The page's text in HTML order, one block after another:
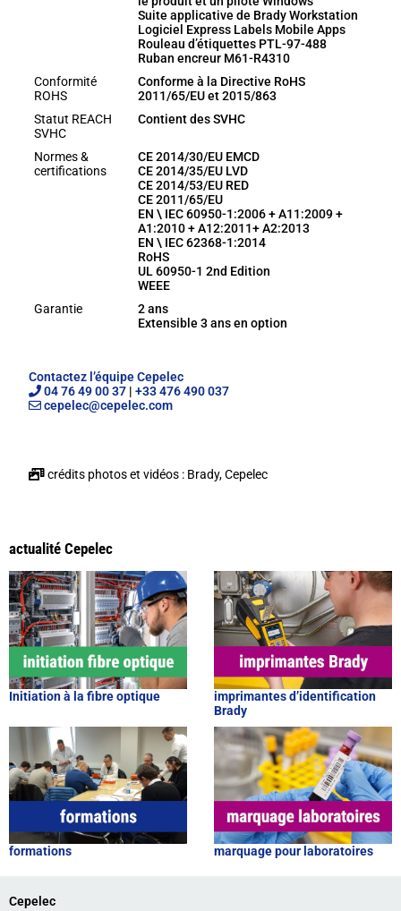
Suite applicative de Brady Workstation
Logiciel Express Labels Mobile Apps
Rouleau d’étiquettes PTL-97-488
Ruban encreur M61-R4310
Conformité
ROHS
Conforme à la Directive RoHS
2011/65/EU et 2015/863
Statut REACH
SVHC
Contient des SVHC
Normes &
certifications
CE 2014/30/EU EMCD
CE 2014/35/EU LVD
CE 2014/53/EU RED
CE 2011/65/EU
EN \ IEC 60950-1:2006 + A11:2009 +
A1:2010 + A12:2011+ A2:2013
EN \ IEC 62368-1:2014
RoHS
UL 60950-1 2nd Edition
WEEE
Garantie
2 ans
Extensible 3 ans en option
Contactez l’équipe Cepelec
04 76 49 00 37 |+33 476 490 037
cepelec@cepelec.com
crédits photos et vidéos : Brady, Cepelec
actualité Cepelec
Initiation à la fibre optique
imprimantes d’identification
Brady
formations marquage pour laboratoires
Cepelec